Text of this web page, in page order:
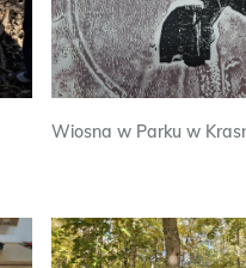
Wiosna w Parku w